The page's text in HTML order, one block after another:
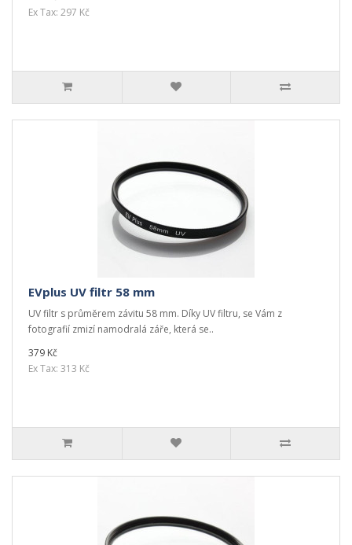
Ex Tax: 297 Kč
EVplus UV filtr 58 mm
UV filtr s průměrem závitu 58 mm. Díky UV filtru, se Vám z
fotografií zmizí namodralá záře, která se..
379 Kč
Ex Tax: 313 Kč